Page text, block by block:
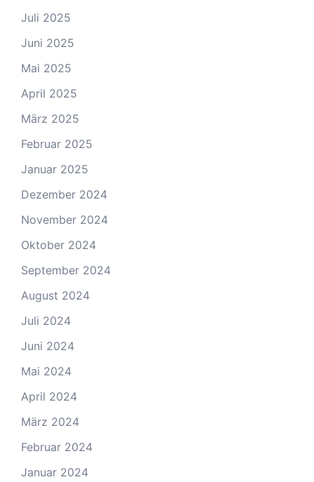
Juli 2025
Juni 2025
Mai 2025
April 2025
März 2025
Februar 2025
Januar 2025
Dezember 2024
November 2024
Oktober 2024
September 2024
August 2024
Juli 2024
Juni 2024
Mai 2024
April 2024
März 2024
Februar 2024
Januar 2024